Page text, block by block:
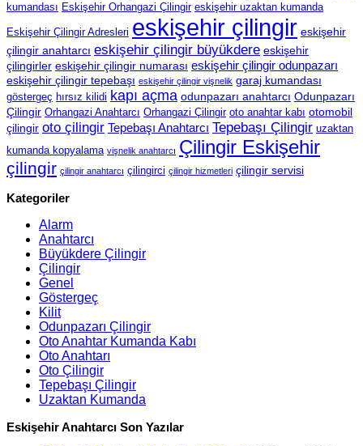
kumandası Eskişehir Orhangazi Çilingir eskişehir uzaktan kumanda
Eskişehir Çilingir Adresleri eskişehir çilingir eskişehir
çilingir anahtarcı eskişehir çilingir büyükdere eskişehir
çilingirler eskişehir çilingir numarası eskişehir çilingir odunpazarı
eskişehir çilingir tepebaşı eskişehir çilingir vişnelik garaj kumandası
göstergeç hırsız kilidi kapı açma odunpazarı anahtarcı Odunpazarı
Çilingir Orhangazi Anahtarcı Orhangazi Çilingir oto anahtar kabı otomobil
çilingir oto çilingir Tepebaşı Anahtarcı Tepebaşı Çilingir uzaktan
kumanda kopyalama vişnelik anahtarcı Çilingir Eskişehir
çilingir çilingir anahtarcı çilingirci çilingir hizmetleri çilingir servisi
Kategoriler
Alarm
Anahtarcı
Büyükdere Çilingir
Çilingir
Genel
Göstergeç
Kilit
Odunpazarı Çilingir
Oto Anahtar Kumanda Kabı
Oto Anahtarı
Oto Çilingir
Tepebaşı Çilingir
Uzaktan Kumanda
Eskişehir Anahtarcı Son Yazılar